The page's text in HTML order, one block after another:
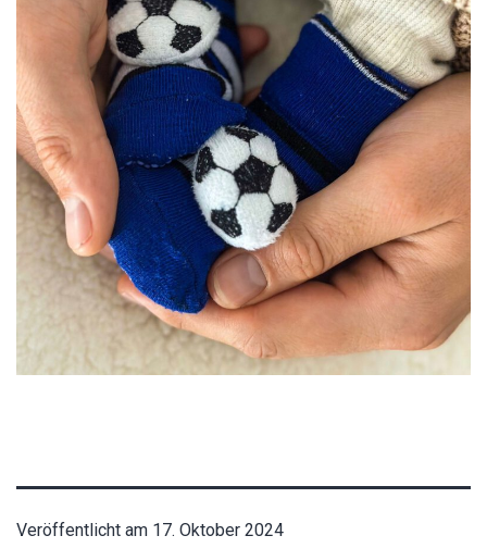
Veröffentlicht am 17. Oktober 2024